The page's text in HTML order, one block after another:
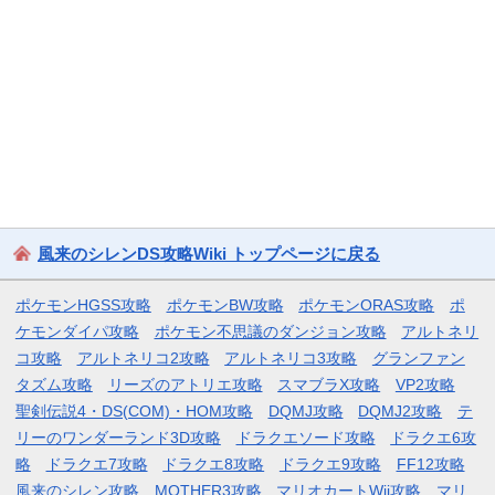
風来のシレンDS攻略Wiki トップページに戻る
ポケモンHGSS攻略 ポケモンBW攻略 ポケモンORAS攻略
ポ
ケモンダイパ攻略
ポケモン不思議のダンジョン攻略
アルトネリ
コ攻略
アルトネリコ2攻略 アルトネリコ3攻略
グランファン
タズム攻略
リーズのアトリエ攻略 スマブラX攻略
VP2攻略
聖剣伝説4・DS(COM)・HOM攻略
DQMJ攻略 DQMJ2攻略
テ
リーのワンダーランド3D攻略
ドラクエソード攻略
ドラクエ6攻
略
ドラクエ7攻略 ドラクエ8攻略 ドラクエ9攻略
FF12攻略
風来のシレン攻略
MOTHER3攻略 マリオカートWii攻略 マリ